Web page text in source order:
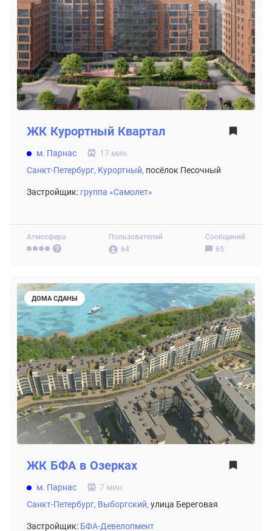
Атмосфера
Пользователей
64
Сообщений
65
ЖК Курортный Квартал
м. Парнас
17 мин.
Санкт-Петербург, Курортный, посёлок Песочный
Застройщик: группа «Самолет»
ДОМА СДАНЫ
ЖК БФА в Озерках
м. Парнас
7 мин.
Санкт-Петербург, Выборгский, улица Береговая
Застройщик: БФА-Девелопмент